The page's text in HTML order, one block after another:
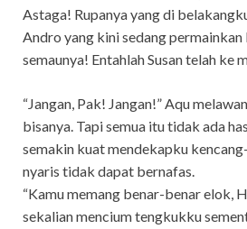
Astaga! Rupanya yang di
Andro yang kini sedang permainkan
semaunya! Entahlah Susan telah ke
“Jangan, Pak! Jangan!” Aqu
bisanya. Tapi semua itu tidak ada
semakin kuat mendekapku
nyaris tidak dapat bernafas.
“Kamu memang benar-benar elok,
sekalian mencium tengkukku